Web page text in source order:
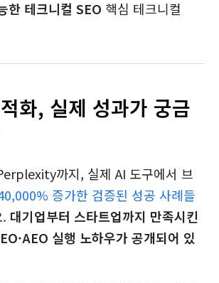
한 테크니컬 SEO 핵심 테크니컬
화, 실제 성과가 궁금
까지, 실제 AI 도구에서 브
증가한 검증된 성공 사례들
대기업부터 스타트업까지 만족시킨
실행 노하우가 공개되어 있